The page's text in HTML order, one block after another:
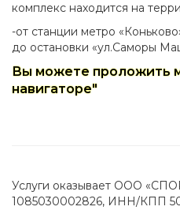
комплекс находится на
-от станции метро
до остановки «ул.Саморы
Вы можете проложить
навигаторе"
Услуги оказывает ООО
1085030002826, ИНН/КПП